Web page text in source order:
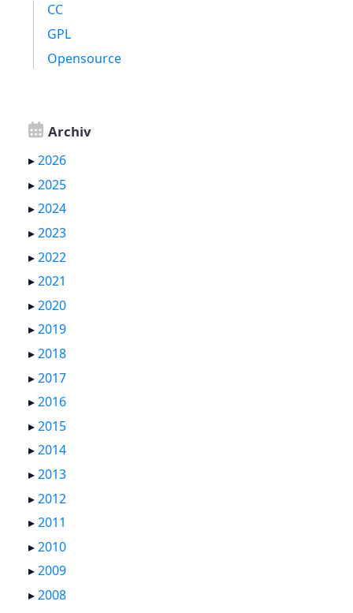
CC
GPL
Opensource
Archiv
▸2026
▸2025
▸2024
▸2023
▸2022
▸2021
▸2020
▸2019
▸2018
▸2017
▸2016
▸2015
▸2014
▸2013
▸2012
▸2011
▸2010
▸2009
▸2008